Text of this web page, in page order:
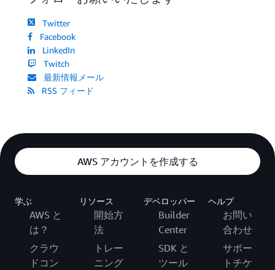
Twitter
Facebook
LinkedIn
Twitch
最新情報メール
RSS フィード
AWS アカウントを作成する
学ぶ
AWS と
は？
クラウ
ドコン
リソース
開始方
法
トレー
ニング
デベロッパー
Builder
Center
SDK と
ツール
ヘルプ
お問い
合わせ
サポー
トチケ